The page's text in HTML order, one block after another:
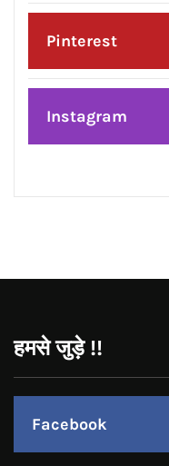
Pinterest
Instagram
हमसे जुड़े !!
Facebook